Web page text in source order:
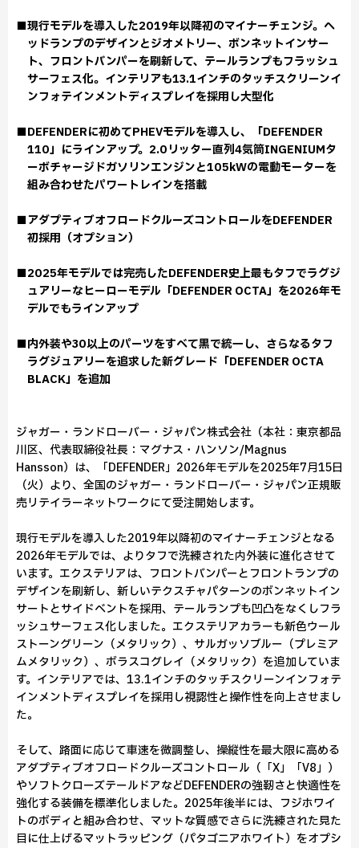
■現行モデルを導入した2019年以降初のマイナーチェンジ。ヘ
ッドランプのデザインとジオメトリー、ボンネットインサー
ト、フロントバンパーを刷新して、テールランプもフラッシュ
サーフェス化。インテリアも13.1インチのタッチスクリーンイ
ンフォテインメントディスプレイを採用し大型化
■DEFENDERに初めてPHEVモデルを導入し、「DEFENDER
110」にラインアップ。2.0リッター直列4気筒INGENIUMタ
ーボチャージドガソリンエンジンと105kWの電動モーターを
組み合わせたパワートレインを搭載
■アダプティブオフロードクルーズコントロールをDEFENDER
初採用（オプション）
■2025年モデルでは完売したDEFENDER史上最もタフでラグジ
ュアリーなヒーローモデル「DEFENDER OCTA」を2026年モ
デルでもラインアップ
■内外装や30以上のパーツをすべて黒で統一し、さらなるタフ
ラグジュアリーを追求した新グレード「DEFENDER OCTA
BLACK」を追加
ジャガー・ランドローバー・ジャパン株式会社（本社：東京都品
川区、代表取締役社長：マグナス・ハンソン/Magnus
Hansson）は、「DEFENDER」2026年モデルを2025年7月15日
（火）より、全国のジャガー・ランドローバー・ジャパン正規販
売リテイラーネットワークにて受注開始します。
現行モデルを導入した2019年以降初のマイナーチェンジとなる
2026年モデルでは、よりタフで洗練された内外装に進化させて
います。エクステリアは、フロントバンパーとフロントランプの
デザインを刷新し、新しいテクスチャパターンのボンネットイン
サートとサイドベントを採用、テールランプも凹凸をなくしフラ
ッシュサーフェス化しました。エクステリアカラーも新色ウール
ストーングリーン（メタリック）、サルガッソブルー（プレミア
ムメタリック）、ボラスコグレイ（メタリック）を追加していま
す。インテリアでは、13.1インチのタッチスクリーンインフォテ
インメントディスプレイを採用し視認性と操作性を向上させまし
た。
そして、路面に応じて車速を微調整し、操縦性を最大限に高める
アダプティブオフロードクルーズコントロール（「X」「V8」）
やソフトクローズテールドアなどDEFENDERの強靭さと快適性を
強化する装備を標準化しました。2025年後半には、フジホワイ
トのボディと組み合わせ、マットな質感でさらに洗練された見た
目に仕上げるマットラッピング（パタゴニアホワイト）をオプシ